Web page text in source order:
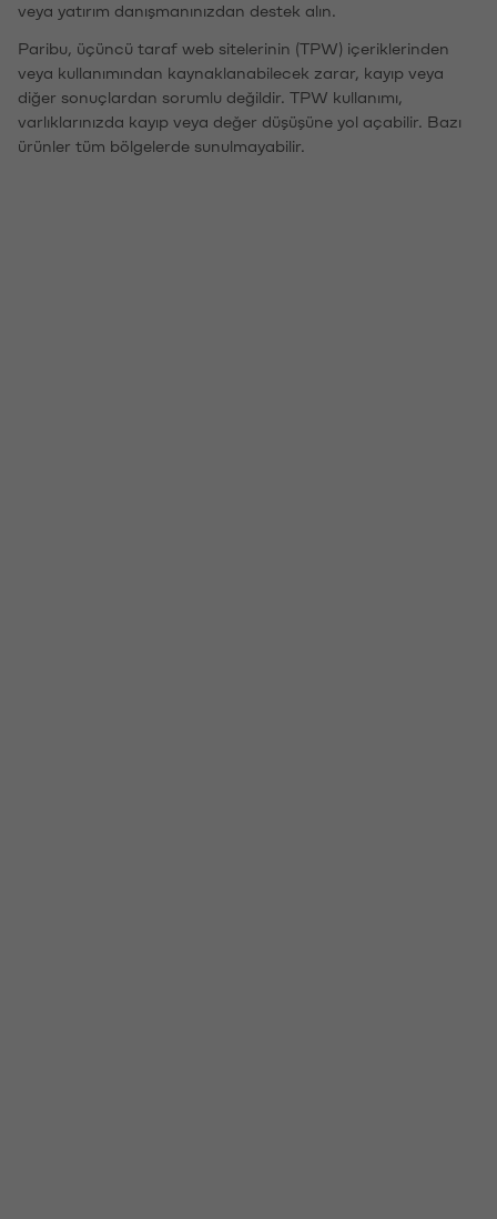
veya yatırım danışmanınızdan destek alın.
Paribu, üçüncü taraf web sitelerinin (TPW) içeriklerinden
veya kullanımından kaynaklanabilecek zarar, kayıp veya
diğer sonuçlardan sorumlu değildir. TPW kullanımı,
varlıklarınızda kayıp veya değer düşüşüne yol açabilir. Bazı
ürünler tüm bölgelerde sunulmayabilir.